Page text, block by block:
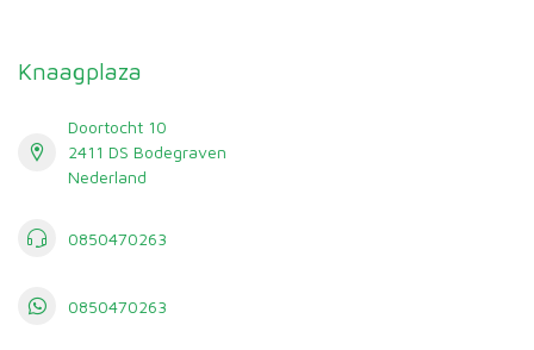
Knaagplaza
Doortocht 10
2411 DS Bodegraven
Nederland
0850470263
0850470263